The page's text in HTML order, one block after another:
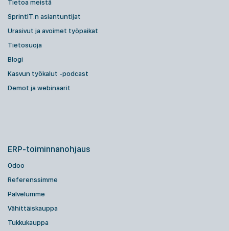
Tietoa meistä
SprintIT:n asiantuntijat
Urasivut ja avoimet työpaikat
Tietosuoja
Blogi
Kasvun työkalut -podcast
Demot ja webinaarit
ERP-toiminnanohjaus
Odoo
Referenssimme
Palvelumme
Vähittäiskauppa
Tukkukauppa